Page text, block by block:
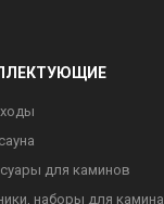
для каминов
наборы для камина